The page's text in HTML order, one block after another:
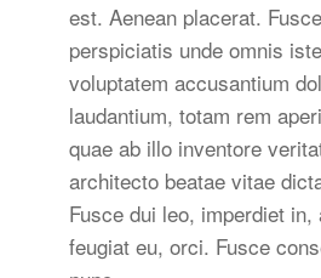
est. Aenean placerat.
perspiciatis unde omnis
voluptatem accusantium
laudantium, totam rem
quae ab illo inventore
architecto beatae vitae
Fusce dui leo, imperdiet
feugiat eu, orci. Fusce